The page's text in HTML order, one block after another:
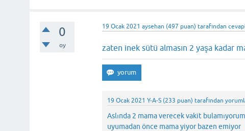
0
oy
19 Ocak 2021 aysehan (497 puan) tarafından
zaten inek sütü almasın 2 yaşa kadar
19 Ocak 2021 Y-A-S (233 puan) tarafından
Aslında 2 mama verecek vakit
uyumadan önce mama yiyor bazen emiyor